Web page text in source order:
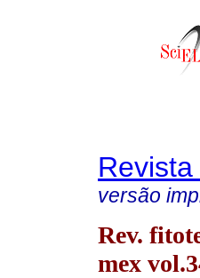
versão
Rev.
mex